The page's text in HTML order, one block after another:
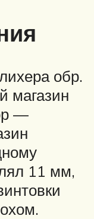
обр.
магазин
—
11 мм,